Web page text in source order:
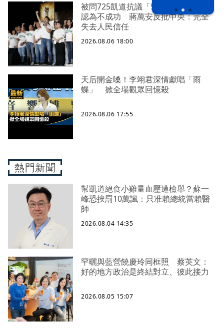
被問725凱道抗議「51.8%台北市民」
認為不成功 蔣萬安反批中央：完全
失去人民信任
2026.08.06 18:00
天后開金嗓！李翊君深情獻唱「雨
蝶」 掀全場觀眾回憶殺
2026.08.06 17:55
熱門新聞
幫凱道絕食小雞量血壓遭檢舉？蘇一
峰恐挨罰10萬諷：只准賴總統當賴醫
師
2026.08.04 14:35
罕曬與藍營饒慶玲同框照 蔡英文：
好的地方政治是終結對立、彼此接力
2026.08.05 15:07